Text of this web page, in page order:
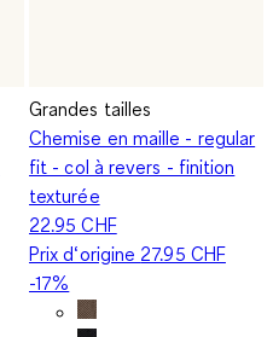
Grandes tailles
Chemise en maille - regular
fit - col à revers - finition
texturée
22.95 CHF
Prix d‘origine 27.95 CHF
-17%